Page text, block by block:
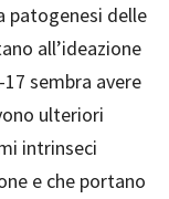
patogenesi delle
all’ideazione
sembra avere
ulteriori
intrinseci
e che portano